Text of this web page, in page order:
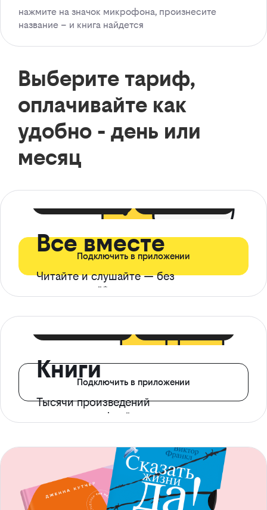
нажмите на значок микрофона, произнесите
название – и книга найдется
Выберите тариф,
оплачивайте как
удобно - день или
месяц
Все вместе
Читайте и слушайте — без
ограничений*
Подключить в приложении
Книги
Тысячи произведений
с доступом офлайн
Подключить в приложении